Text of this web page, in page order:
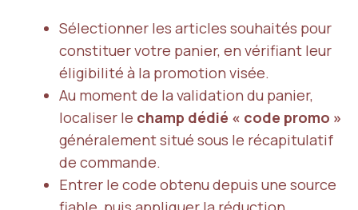
Sélectionner les articles souhaités pour
constituer votre panier, en vérifiant leur
éligibilité à la promotion visée.
Au moment de la validation du panier,
localiser le champ dédié « code promo »
généralement situé sous le récapitulatif
de commande.
Entrer le code obtenu depuis une source